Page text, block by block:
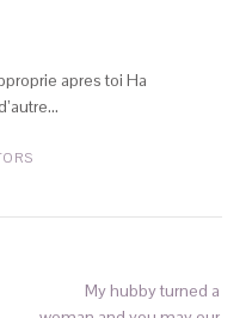
apres toi Ha
My hubby turned a